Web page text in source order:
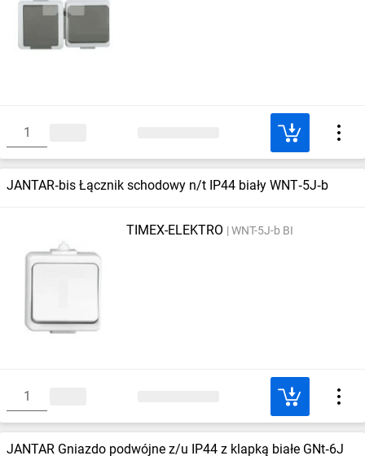
JANTAR‑bis Łącznik schodowy n/t IP44 biały WNT‑5J‑b
TIMEX-ELEKTRO WNT-5J-b BI
JANTAR Gniazdo podwójne z/u IP44 z klapką białe GNt‑6J